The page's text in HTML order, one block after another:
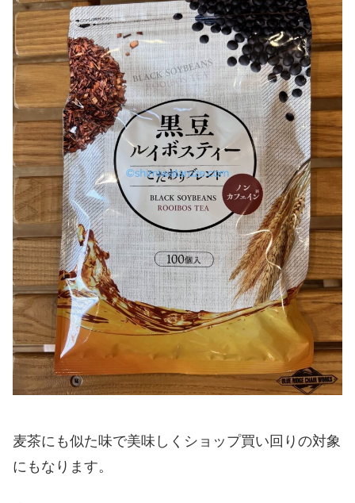
麦茶にも似た味で美味しくショップ買い回りの対象
にもなります。